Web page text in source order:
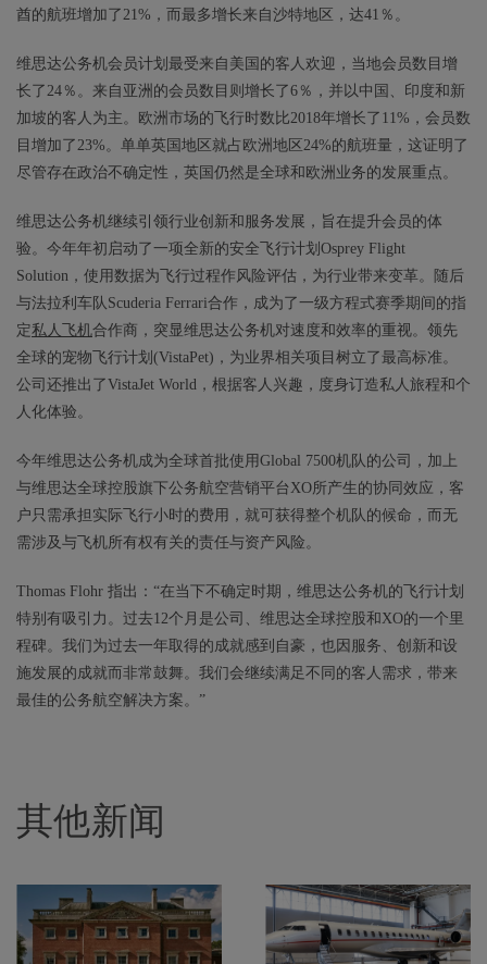
酋的航班增加了21%，而最多增长来自沙特地区，达41％。
维思达公务机会员计划最受来自美国的客人欢迎，当地会员数目增
长了24％。来自亚洲的会员数目则增长了6％，并以中国、印度和新
加坡的客人为主。欧洲市场的飞行时数比2018年增长了11%，会员数
目增加了23%。单单英国地区就占欧洲地区24%的航班量，这证明了
尽管存在政治不确定性，英国仍然是全球和欧洲业务的发展重点。
维思达公务机继续引领行业创新和服务发展，旨在提升会员的体
验。今年年初启动了一项全新的安全飞行计划Osprey Flight
Solution，使用数据为飞行过程作风险评估，为行业带来变革。随后
与法拉利车队Scuderia Ferrari合作，成为了一级方程式赛季期间的指
定私人飞机合作商，突显维思达公务机对速度和效率的重视。领先
全球的宠物飞行计划(VistaPet)，为业界相关项目树立了最高标准。
公司还推出了VistaJet World，根据客人兴趣，度身订造私人旅程和个
人化体验。
今年维思达公务机成为全球首批使用Global 7500机队的公司，加上
与维思达全球控股旗下公务航空营销平台XO所产生的协同效应，客
户只需承担实际飞行小时的费用，就可获得整个机队的候命，而无
需涉及与飞机所有权有关的责任与资产风险。
Thomas Flohr 指出：“在当下不确定时期，维思达公务机的飞行计划
特别有吸引力。过去12个月是公司、维思达全球控股和XO的一个里
程碑。我们为过去一年取得的成就感到自豪，也因服务、创新和设
施发展的成就而非常鼓舞。我们会继续满足不同的客人需求，带来
最佳的公务航空解决方案。”
其他新闻